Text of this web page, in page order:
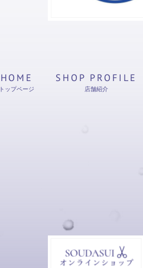
HOME
トップページ
SHOP PROFILE
店舗紹介